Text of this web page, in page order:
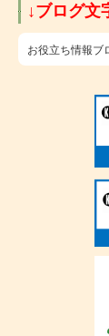
​↓ブログ文
お役立ち情報ブ